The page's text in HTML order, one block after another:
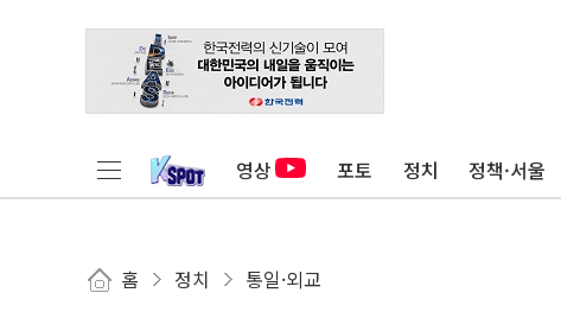
영상 포토 정치 정책·서울
홈 정치 통일·외교